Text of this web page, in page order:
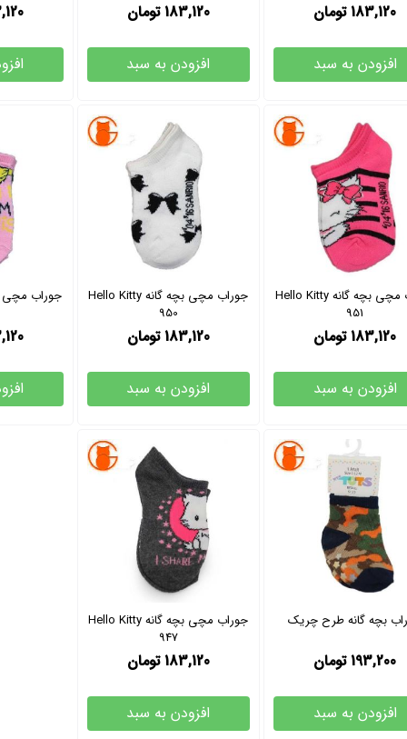
183,120 تومان
افزودن به سبد
183,120 تومان
افزودن به سبد
جوراب مچی بچه گانه Hello Kitty
951
183,120 تومان
افزودن به سبد
جوراب مچی بچه گانه Hello Kitty
950
183,120 تومان
افزودن به سبد
بچه گانه طرح چریک
193,200 تومان
افزودن به سبد
جوراب مچی بچه گانه Hello Kitty
947
183,120 تومان
افزودن به سبد